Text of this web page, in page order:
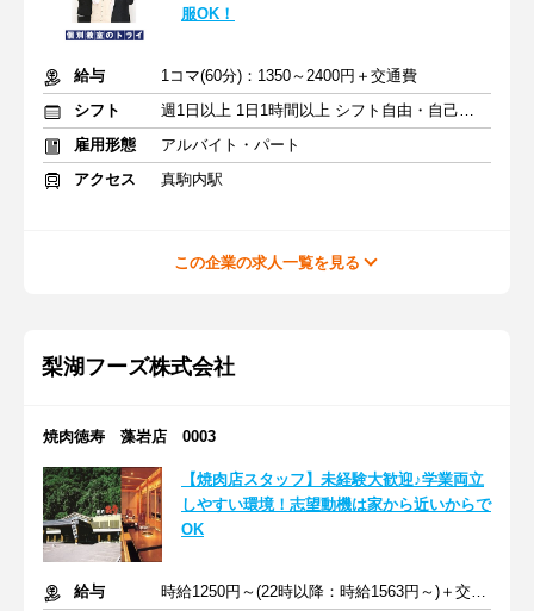
服OK！
給与
1コマ(60分)：1350～2400円＋交通費
シフト
週1日以上 1日1時間以上 シフト自由・自己申告
雇用形態
アルバイト・パート
アクセス
真駒内駅
この企業の求人一覧を見る
梨湖フーズ株式会社
焼肉徳寿 藻岩店 0003
【焼肉店スタッフ】未経験大歓迎♪学業両立
しやすい環境！志望動機は家から近いからで
OK
給与
時給1250円～(22時以降：時給1563円～)＋交通費